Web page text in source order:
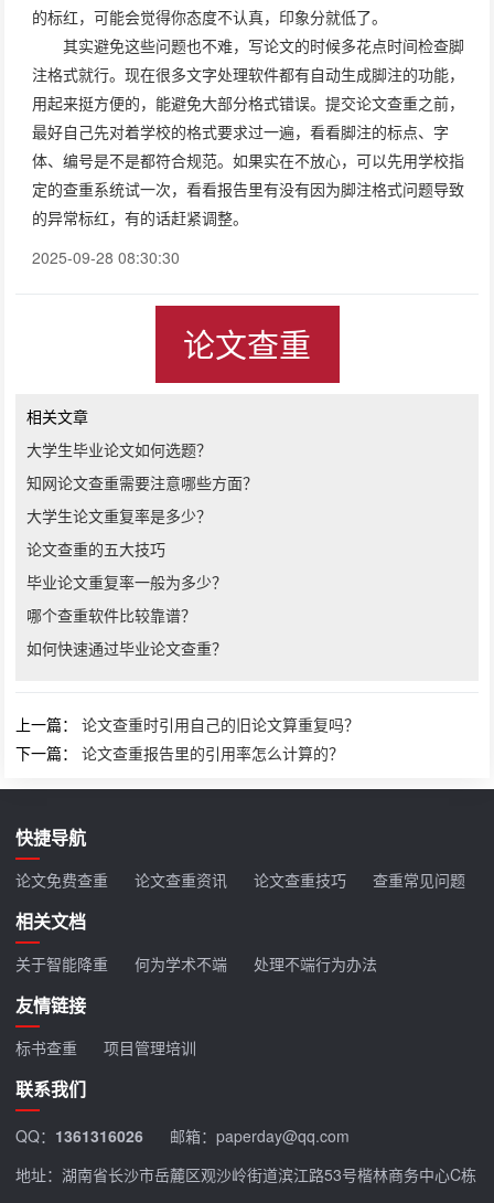
的标红，可能会觉得你态度不认真，印象分就低了。
其实避免这些问题也不难，写论文的时候多花点时间检查脚
注格式就行。现在很多文字处理软件都有自动生成脚注的功能，
用起来挺方便的，能避免大部分格式错误。提交论文查重之前，
最好自己先对着学校的格式要求过一遍，看看脚注的标点、字
体、编号是不是都符合规范。如果实在不放心，可以先用学校指
定的查重系统试一次，看看报告里有没有因为脚注格式问题导致
的异常标红，有的话赶紧调整。
2025-09-28 08:30:30
论文查重
相关文章
大学生毕业论文如何选题？
知网论文查重需要注意哪些方面？
大学生论文重复率是多少？
论文查重的五大技巧
毕业论文重复率一般为多少？
哪个查重软件比较靠谱？
如何快速通过毕业论文查重？
上一篇：论文查重时引用自己的旧论文算重复吗？
下一篇：论文查重报告里的引用率怎么计算的？
快捷导航
论文免费查重 论文查重资讯 论文查重技巧 查重常见问题
相关文档
关于智能降重 何为学术不端 处理不端行为办法
友情链接
标书查重 项目管理培训
联系我们
QQ： 1361316026
邮箱：paperday@qq.com
地址：湖南省长沙市岳麓区观沙岭街道滨江路53号楷林商务中心C栋